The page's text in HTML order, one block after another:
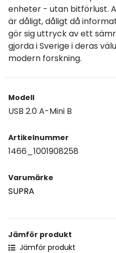
enheter - utan bitförlust.
är dåligt, dåligt då
gör sig uttryck av ett
gjorda i Sverige i deras
modern forskning.
Modell
USB 2.0 A-Mini B
Artikelnummer
1466_1001908258
Varumärke
SUPRA
Jämför produkt
Jämför produkt